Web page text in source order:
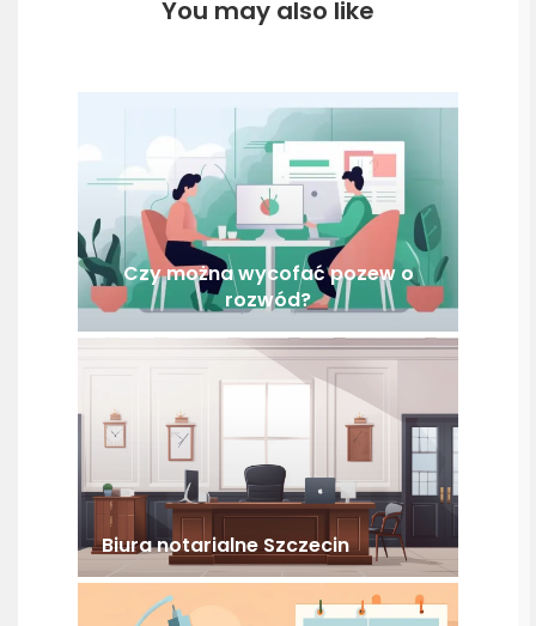
You may also like
Czy można wycofać pozew o
rozwód?
Biura notarialne Szczecin